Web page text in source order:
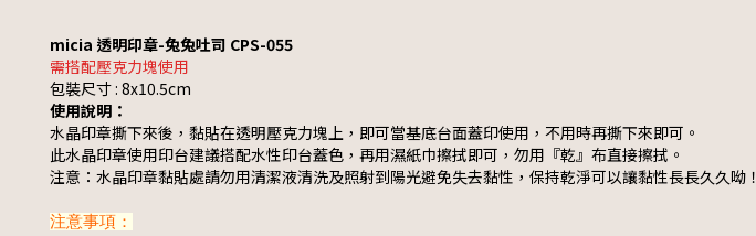
micia 透明印章-兔兔吐司 CPS-055
需搭配壓克力塊使用
包裝尺寸 : 8x10.5cm
使用說明：
水晶印章撕下來後，黏貼在透明壓克力塊上，即可當基底台面蓋印使用，不用時再撕下來即可。
此水晶印章使用印台建議搭配水性印台蓋色，再用濕紙巾擦拭即可，勿用『乾』布直接擦拭。
注意：水晶印章黏貼處請勿用清潔液清洗及照射到陽光避免失去黏性，保持乾淨可以讓黏性長長久久呦！
注意事項：